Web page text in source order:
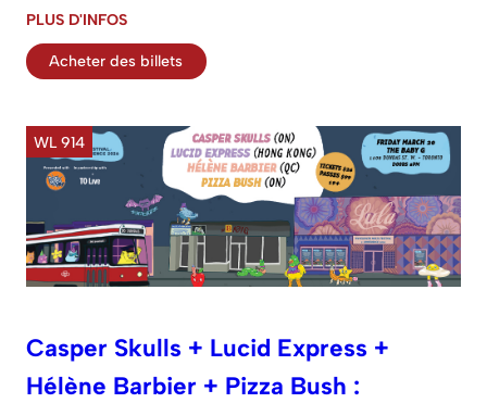
PLUS D'INFOS
Acheter des billets
WL 914
Casper Skulls + Lucid Express +
Hélène Barbier + Pizza Bush :